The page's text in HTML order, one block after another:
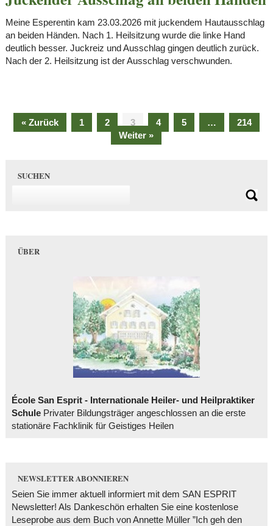
Meine Esperentin kam 23.03.2026 mit juckendem Hautausschlag
an beiden Händen. Nach 1. Heilsitzung wurde die linke Hand
deutlich besser. Juckreiz und Ausschlag gingen deutlich zurück.
Nach der 2. Heilsitzung ist der Ausschlag verschwunden.
« Zurück 1 2 3 4 5 …
214
Weiter »
SUCHEN
ÜBER
École San Esprit - Internationale Heiler- und Heilpraktiker
SchulePrivater Bildungsträger angeschlossen an die erste
stationäre Fachklinik für Geistiges Heilen
NEWSLETTER ABONNIEREN
Seien Sie immer aktuell informiert mit dem SAN ESPRIT
Newsletter! Als Dankeschön erhalten Sie eine kostenlose
Leseprobe aus dem Buch von Annette Müller ”Ich geh den